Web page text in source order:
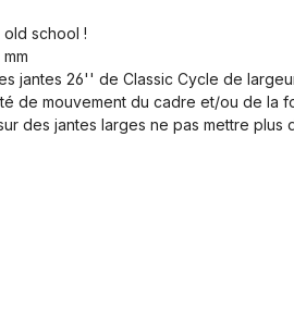
school !
jantes 26'' de Classic Cycle de
de mouvement du cadre et/ou de la
des jantes larges ne pas mettre plus